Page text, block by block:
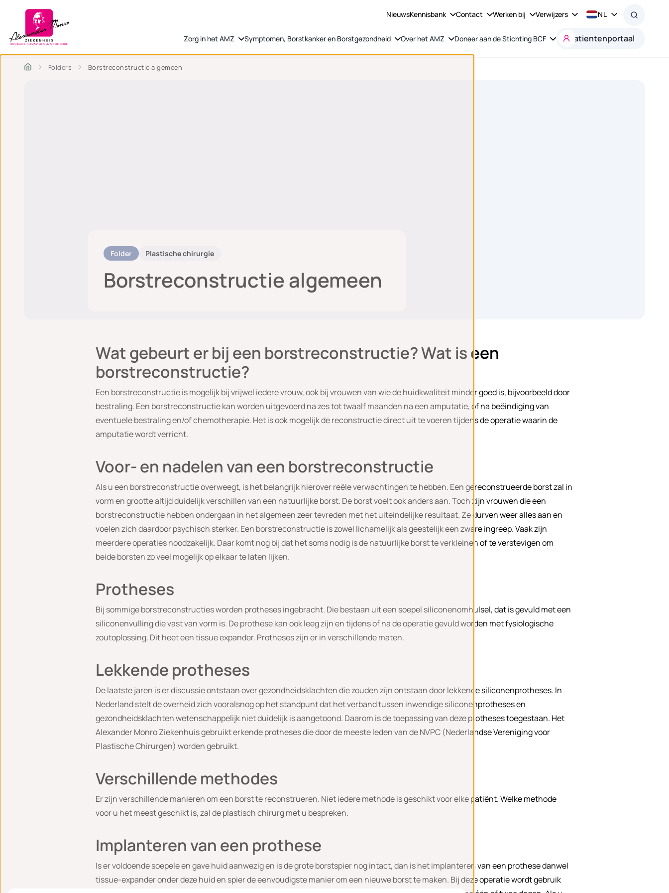
NieuwsKennisbank Contact Werken bij Verwijzers NL
Zorg in het AMZ Symptomen, Borstkanker en Borstgezondheid Over het AMZ Doneer aan de Stichting BCF Patientenportaal
Folders Borstreconstructie algemeen
Folder Plastische chirurgie
Borstreconstructie algemeen
Wat gebeurt er bij een borstreconstructie? Wat is een
borstreconstructie?
Een borstreconstructie is mogelijk bij vrijwel iedere vrouw, ook bij vrouwen van wie de huidkwaliteit minder goed is, bijvoorbeeld door
bestraling. Een borstreconstructie kan worden uitgevoerd na zes tot twaalf maanden na een amputatie, of na beëindiging van
eventuele bestraling en/of chemotherapie. Het is ook mogelijk de reconstructie direct uit te voeren tijdens de operatie waarin de
amputatie wordt verricht.
Voor- en nadelen van een borstreconstructie
Als u een borstreconstructie overweegt, is het belangrijk hierover reële verwachtingen te hebben. Een gereconstrueerde borst zal in
vorm en grootte altijd duidelijk verschillen van een natuurlijke borst. De borst voelt ook anders aan. Toch zijn vrouwen die een
borstreconstructie hebben ondergaan in het algemeen zeer tevreden met het uiteindelijke resultaat. Ze durven weer alles aan en
voelen zich daardoor psychisch sterker. Een borstreconstructie is zowel lichamelijk als geestelijk een zware ingreep. Vaak zijn
meerdere operaties noodzakelijk. Daar komt nog bij dat het soms nodig is de natuurlijke borst te verkleinen of te verstevigen om
beide borsten zo veel mogelijk op elkaar te laten lijken.
Protheses
Bij sommige borstreconstructies worden protheses ingebracht. Die bestaan uit een soepel siliconenomhulsel, dat is gevuld met een
siliconenvulling die vast van vorm is. De prothese kan ook leeg zijn en tijdens of na de operatie gevuld worden met fysiologische
zoutoplossing. Dit heet een tissue expander. Protheses zijn er in verschillende maten.
Lekkende protheses
De laatste jaren is er discussie ontstaan over gezondheidsklachten die zouden zijn ontstaan door lekkende siliconenprotheses. In
Nederland stelt de overheid zich vooralsnog op het standpunt dat het verband tussen inwendige siliconenprotheses en
gezondheidsklachten wetenschappelijk niet duidelijk is aangetoond. Daarom is de toepassing van deze protheses toegestaan. Het
Alexander Monro Ziekenhuis gebruikt erkende protheses die door de meeste leden van de NVPC (Nederlandse Vereniging voor
Plastische Chirurgen) worden gebruikt.
Verschillende methodes
Er zijn verschillende manieren om een borst te reconstrueren. Niet iedere methode is geschikt voor elke patiënt. Welke methode
voor u het meest geschikt is, zal de plastisch chirurg met u bespreken.
Implanteren van een prothese
Is er voldoende soepele en gave huid aanwezig en is de grote borstspier nog intact, dan is het implanteren van een prothese danwel
tissue-expander onder deze huid en spier de eenvoudigste manier om een nieuwe borst te maken. Bij deze operatie wordt gebruik